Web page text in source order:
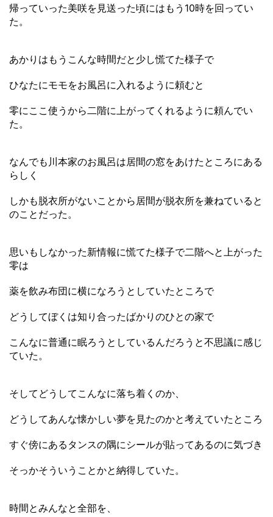
帰っていった美咲を見送った頃にはもう10時を回ってい
た。
あかりはもうこんな時間だと少し慌てた様子で
ひなたにモモをお風呂に入れるように頼むと
零にここ使うから二階に上がってくれるように頼んでい
た。
なんでも川本家のお風呂は居間の窓をあけたところにある
らしく
しかも脱衣所がないことから居間が脱衣所を兼ねていると
のことだった。
思いもしなかった新情報に慌てた様子で二階へと上がった
零は
薬を飲み布団に横になろうとしていたところで
どうしてぼくは知り合ったばかりのひとの家で
こんなに普通に眠ろうとしているんだろうと不思議に感じ
ていた。
そしてどうしてこんなに落ち着くのか、
どうしてあんな懐かしい夢を見たのかと考えていたところ
すぐ傍にあるタンスの隅にシールが貼ってあるのに気づき
そっかそういうことかと納得していた。
時間とみんなと全部を、